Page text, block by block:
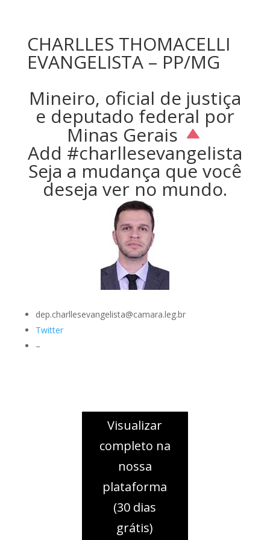
CHARLLES THOMACELLI
EVANGELISTA – PP/MG
Mineiro, oficial de justiça
e deputado federal por
Minas Gerais
Add #charllesevangelista
Seja a mudança que você
deseja ver no mundo.
dep.charllesevangelista@camara.leg.br
Twitter
–
Visualizar
completo na
nossa
plataforma
(30 dias
grátis)